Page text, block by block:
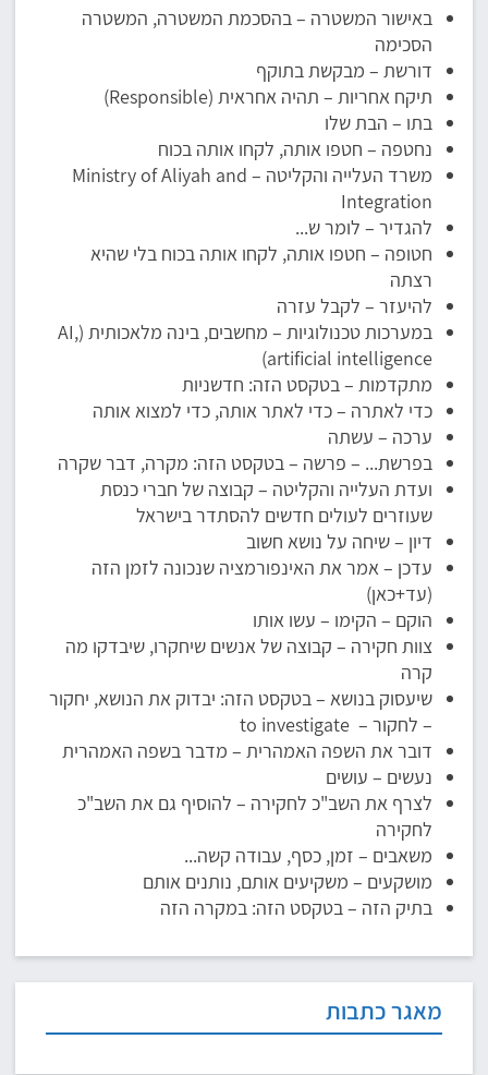
מאגר כתבות
באישור המשטרה – בהסכמת המשטרה, המשטרה
הסכימה
דורשת – מבקשת בתוקף
תיקח אחריות – תהיה אחראית (Responsible)
בתו – הבת שלו
נחטפה – חטפו אותה, לקחו אותה בכוח
משרד העלייה והקליטה – Ministry of Aliyah and
Integration
להגדיר – לומר ש...
חטופה – חטפו אותה, לקחו אותה בכוח בלי שהיא
רצתה
להיעזר – לקבל עזרה
במערכות טכנולוגיות – מחשבים, בינה מלאכותית (AI,
artificial intelligence)
מתקדמות – בטקסט הזה: חדשניות
כדי לאתרה – כדי לאתר אותה, כדי למצוא אותה
ערכה – עשתה
בפרשת... – פרשה – בטקסט הזה: מקרה, דבר שקרה
ועדת העלייה והקליטה – קבוצה של חברי כנסת
שעוזרים לעולים חדשים להסתדר בישראל
דיון – שיחה על נושא חשוב
עדכן – אמר את האינפורמציה שנכונה לזמן הזה
(עד+כאן)
הוקם – הקימו – עשו אותו
צוות חקירה – קבוצה של אנשים שיחקרו, שיבדקו מה
קרה
שיעסוק בנושא – בטקסט הזה: יבדוק את הנושא, יחקור
– לחקור – to investigate
דובר את השפה האמהרית – מדבר בשפה האמהרית
נעשים – עושים
לצרף את השב"כ לחקירה – להוסיף גם את השב"כ
לחקירה
משאבים – זמן, כסף, עבודה קשה...
מושקעים – משקיעים אותם, נותנים אותם
בתיק הזה – בטקסט הזה: במקרה הזה